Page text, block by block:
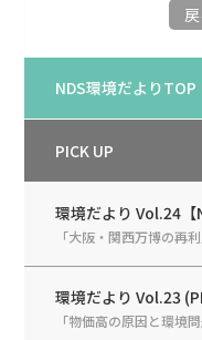
NDS環境だよりTOP
PICK UP
環境だより Vol.24【
「大阪・関西万博の再
環境だより Vol.23
「物価高の原因と環境問